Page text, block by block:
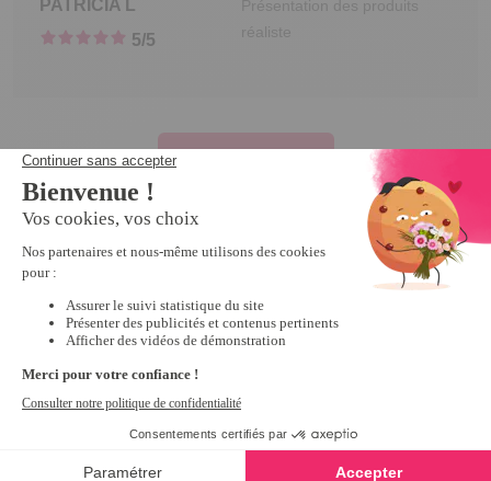
PATRICIA L
5/5
Présentation des produits
réaliste
Voir tous les avis
Les catégories
préférées de nos
clients